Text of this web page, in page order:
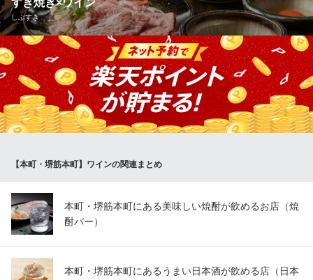
レストラン
大阪メトロ中央線堺筋本町駅 徒歩5分
大阪府大阪市中央区北久宝寺町2-6-7 大阪グランベルホテル
すき焼き×ワイン
しぶすき
世界各国より厳選したワインを常時10種類以上ご用意しておりま
す。季節やその時期によって仕入れるボトルは変化するため、い
つご来店いただいても新たな味をお楽しみいただくことができま
す。すき焼きとワインの大人のマリアージュをカジュアルにご堪
能ください。なにを飲むか迷った際には、お気軽にお声掛けくだ
さい。
しぶすき
大阪メトロ四つ橋線本町駅 徒歩3分
大阪府大阪市西区靱本町1-17-18 靭かねよこビル3F
【本町・堺筋本町】ワインの関連まとめ
本町・堺筋本町にある美味しい焼酎が飲めるお店（焼
酎バー）
本町・堺筋本町にあるうまい日本酒が飲める店（日本